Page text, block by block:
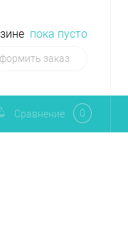
пока пусто
заказ
Сравнение 0